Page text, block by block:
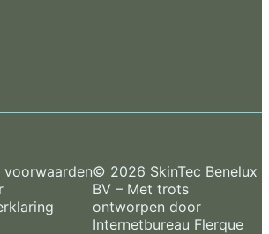
voorwaarden© 2026 SkinTec Benelux
BV – Met trots
ontworpen door
Internetbureau Flerque